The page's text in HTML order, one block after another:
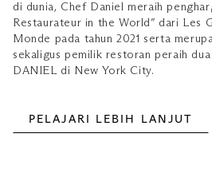
di dunia, Chef Daniel meraih
Restaurateur in the World” dari Les
Monde pada tahun 2021 serta
sekaligus pemilik restoran peraih
DANIEL di New York City.
PELAJARI LEBIH LANJUT